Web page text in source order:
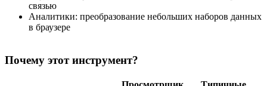
связью
Аналитики: преобразование небольших наборов данных
в браузере
Почему этот инструмент?